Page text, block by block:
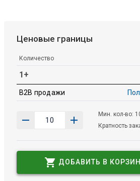
Ценовые границы
Количество
1+
B2B продажи
Мин. кол-во:
Кратность
ДОБАВИТЬ В